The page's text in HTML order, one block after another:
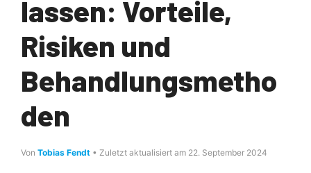
lassen: Vorteile,
Risiken und
Behandlungsmetho
den
Von Tobias Fendt • Zuletzt aktualisiert am 22. September 2024